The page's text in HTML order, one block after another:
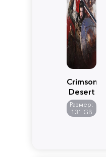
Crimson
Desert
Размер:
131 GB